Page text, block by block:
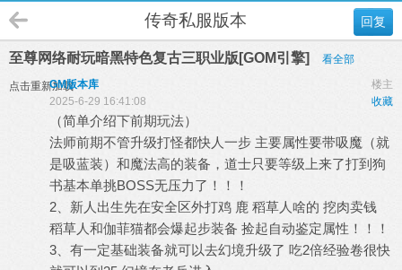
回复
传奇私服版本
至尊网络耐玩暗黑特色复古三职业版[GOM引擎] 看全部
点击重新加载 楼主
GM版本库
收藏
2025-6-29 16:41:08
（简单介绍下前期玩法）
法师前期不管升级打怪都快人一步 主要属性要带吸魔（就
是吸蓝装）和魔法高的装备，道士只要等级上来了打到狗
书基本单挑BOSS无压力了！！！
2、新人出生先在安全区外打鸡 鹿 稻草人啥的 挖肉卖钱
稻草人和伽菲猫都会爆起步装备 捡起自动鉴定属性！！！
3、有一定基础装备就可以去幻境升级了 吃2倍经验卷很快